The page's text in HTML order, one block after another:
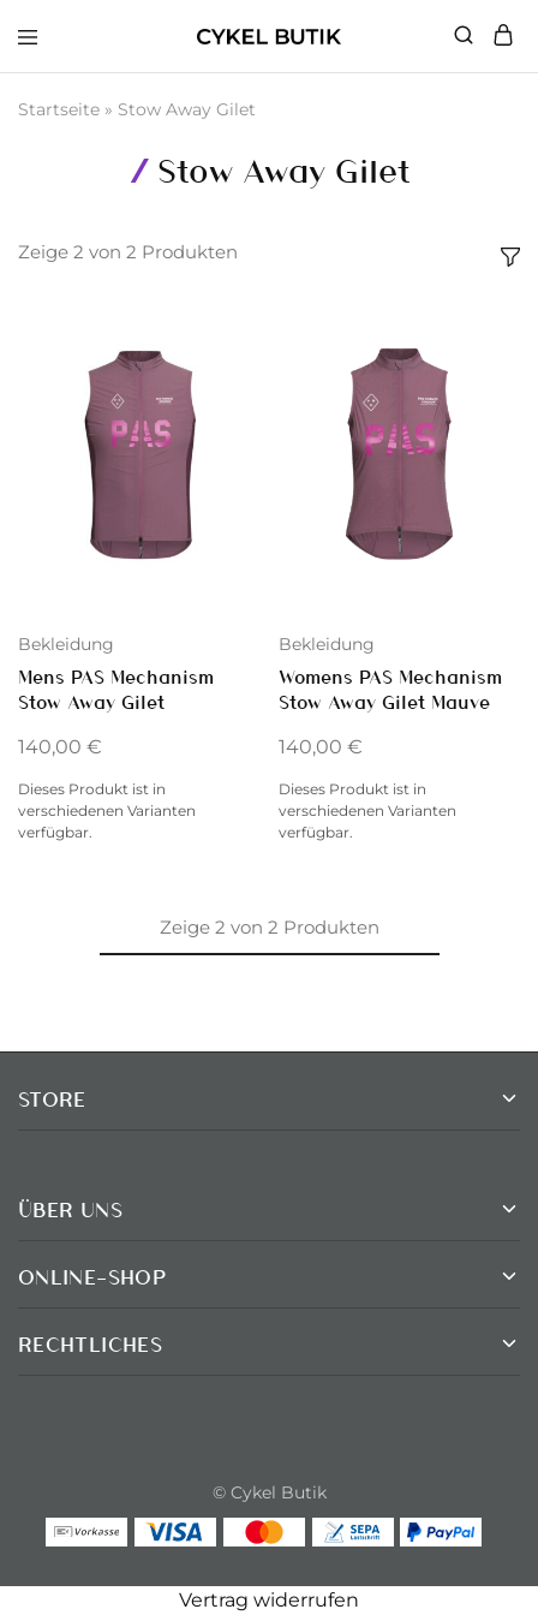
Butik
Startseite » Stow Away Gilet
Stow Away Gilet
Zeige 2 von 2 Produkten
Bekleidung
Mens PAS Mechanism
Stow Away Gilet
140,00 €
Dieses Produkt ist in
verschiedenen Varianten
verfügbar.
Bekleidung
Womens PAS Mechanism
Stow Away Gilet Mauve
140,00 €
Dieses Produkt ist in
verschiedenen Varianten
verfügbar.
Zeige2 von 2 Produkten
STORE
ÜBER UNS
ONLINE-SHOP
RECHTLICHES
© Cykel Butik
Vertrag widerrufen